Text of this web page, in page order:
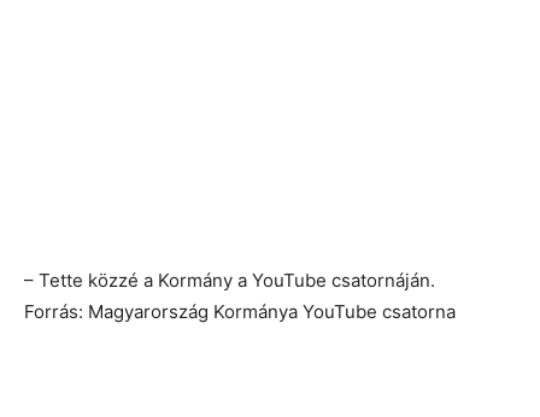
– Tette közzé a Kormány a YouTube csatornáján.
Forrás: Magyarország Kormánya YouTube csatorna